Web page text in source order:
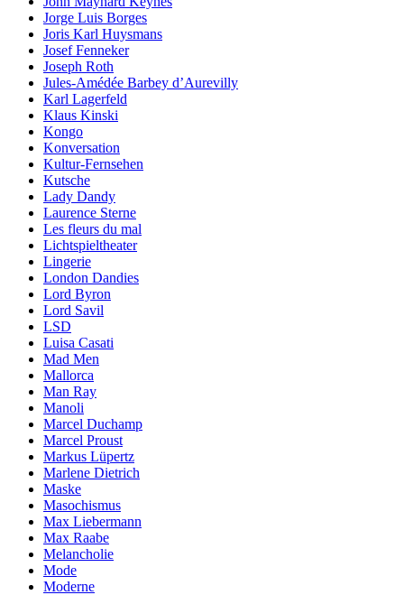
Jorge Luis Borges
Joris Karl Huysmans
Josef Fenneker
Joseph Roth
Jules-Amédée Barbey d’Aurevilly
Karl Lagerfeld
Klaus Kinski
Kongo
Konversation
Kultur-Fernsehen
Kutsche
Lady Dandy
Laurence Sterne
Les fleurs du mal
Lichtspieltheater
Lingerie
London Dandies
Lord Byron
Lord Savil
LSD
Luisa Casati
Mad Men
Mallorca
Man Ray
Manoli
Marcel Duchamp
Marcel Proust
Markus Lüpertz
Marlene Dietrich
Maske
Masochismus
Max Liebermann
Max Raabe
Melancholie
Mode
Moderne